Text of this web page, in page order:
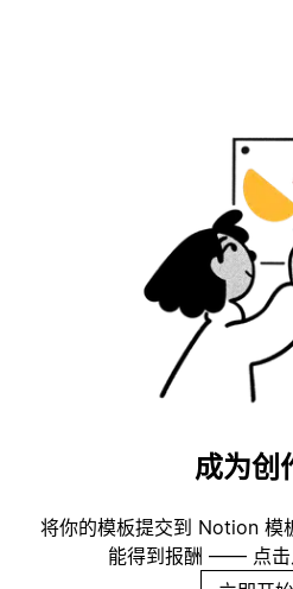
成为创
将你的模板提交到 Notion 模
能得到报酬 —— 点击